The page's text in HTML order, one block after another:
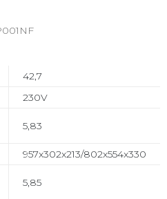
42,7
230V
5,83
957x302x213/802x554x330
5,85